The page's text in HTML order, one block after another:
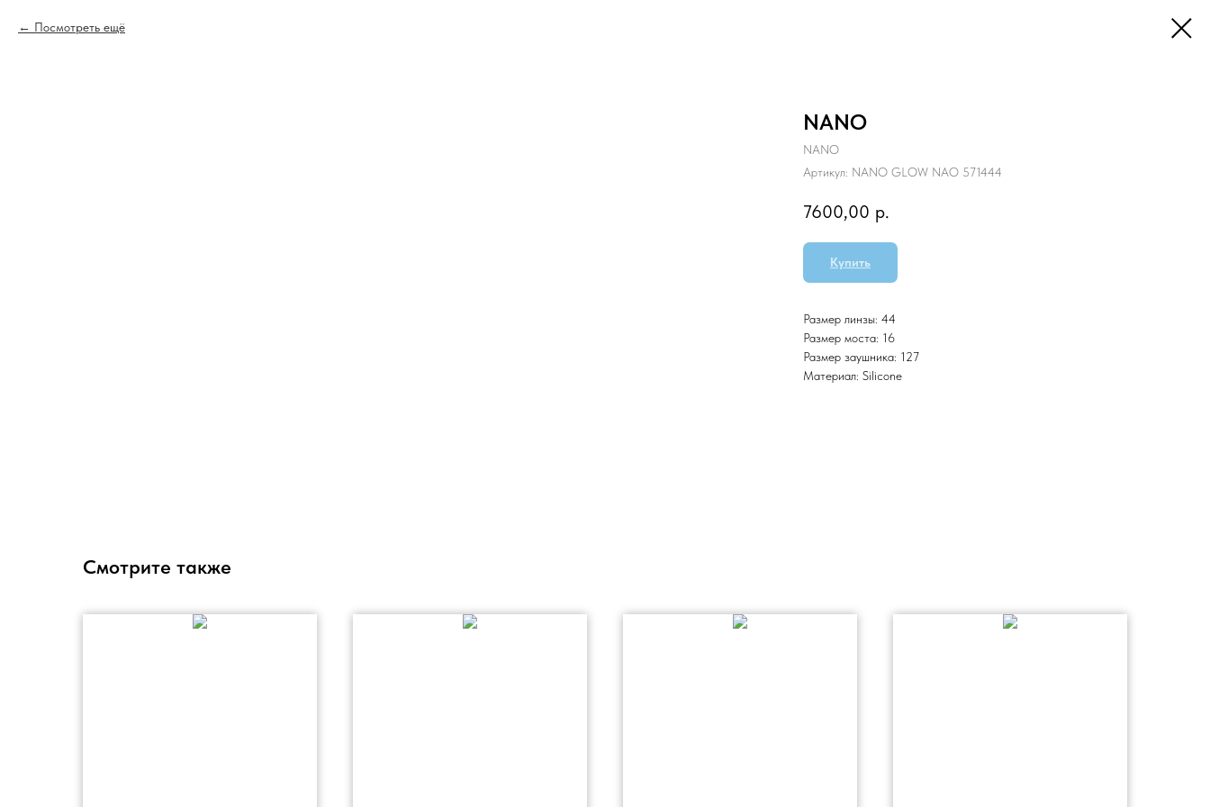
Посмотреть ещё
NANO
NANO
Артикул: NANO GLOW NAO 571444
7600,00 р.
Купить
Размер линзы: 44
Размер моста: 16
Размер заушника: 127
Материал: Silicone
Смотрите также